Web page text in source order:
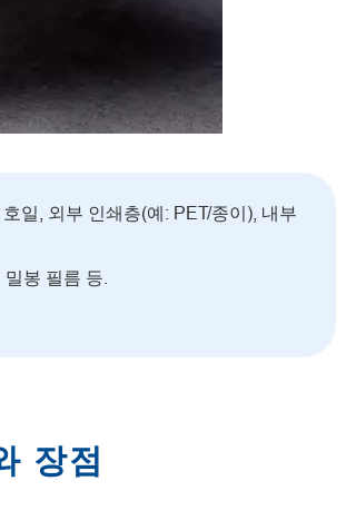
일, 외부 인쇄층(예: PET/종이), 내부
봉 필름 등.
장점